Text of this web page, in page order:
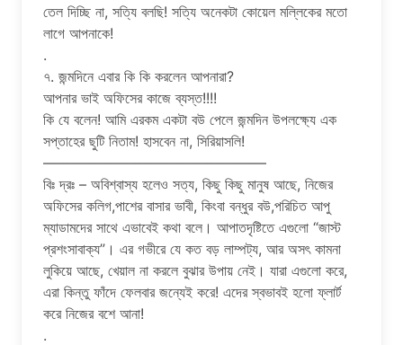
তেল দিচ্ছি না, সত্যি বলছি! সত্যি অনেকটা কোয়েল মল্লিকের মতো
লাগে আপনাকে!
.
৭. জন্মদিনে এবার কি কি করলেন আপনারা?
আপনার ভাই অফিসের কাজে ব্যস্ত!!!!
কি যে বলেন! আমি এরকম একটা বউ পেলে জন্মদিন উপলক্ষ্যে এক
সপ্তাহের ছুটি নিতাম! হাসবেন না, সিরিয়াসলি!
———————————————–
বিঃ দ্রঃ – অবিশ্বাস্য হলেও সত্য, কিছু কিছু মানুষ আছে, নিজের
অফিসের কলিগ,পাশের বাসার ভাবী, কিংবা বন্ধুর বউ,পরিচিত আপু
ম্যাডামদের সাথে এভাবেই কথা বলে। আপাতদৃষ্টিতে এগুলো “জাস্ট
প্রশংসাবাক্য”। এর গভীরে যে কত বড় লাম্পট্য, আর অসৎ কামনা
লুকিয়ে আছে, খেয়াল না করলে বুঝার উপায় নেই। যারা এগুলো করে,
এরা কিন্তু ফাঁদে ফেলবার জন্যেই করে! এদের স্বভাবই হলো ফ্লার্ট
করে নিজের বশে আনা!
.